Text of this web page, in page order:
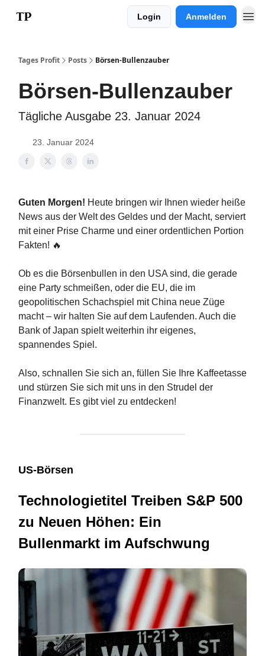
Login Anmelden
Tages Profit Posts Börsen-Bullenzauber
Börsen-Bullenzauber
Tägliche Ausgabe 23. Januar 2024
23. Januar 2024
Guten Morgen! Heute bringen wir Ihnen wieder heiße
News aus der Welt des Geldes und der Macht, serviert
mit einer Prise Charme und einer ordentlichen Portion
Fakten! 🔥
Ob es die Börsenbullen in den USA sind, die gerade
eine Party schmeißen, oder die EU, die im
geopolitischen Schachspiel mit China neue Züge
macht – wir halten Sie auf dem Laufenden. Auch die
Bank of Japan spielt weiterhin ihr eigenes,
spannendes Spiel.
Also, schnallen Sie sich an, füllen Sie Ihre Kaffeetasse
und stürzen Sie sich mit uns in den Strudel der
Finanzwelt. Es gibt viel zu entdecken!
US-Börsen
Technologietitel Treiben S&P 500
zu Neuen Höhen: Ein
Bullenmarkt im Aufschwung